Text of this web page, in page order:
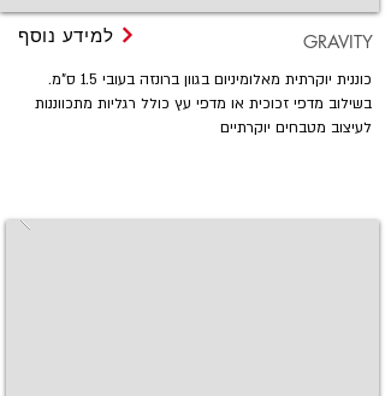
למידע נוסף GRAVITY
כוננית יוקרתית מאלומיניום בגוון ברונזה בעובי 1.5 ס"מ.
בשילוב מדפי זכוכית או מדפי עץ כולל רגליות מתכווננות
לעיצוב מטבחים יוקרתיים